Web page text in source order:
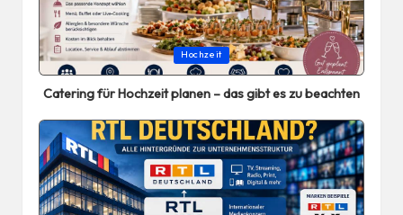
Posted
in
Hochzeit
Catering für Hochzeit planen – das gibt es zu beachten